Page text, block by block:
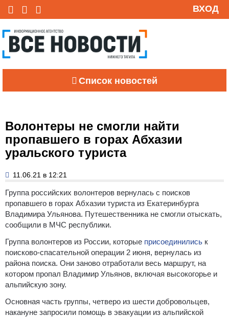
ВХОД
Список новостей
Волонтеры не смогли найти
пропавшего в горах Абхазии
уральского туриста
11.06.21 в 12:21
Группа российских волонтеров вернулась с поисков
пропавшего в горах Абхазии туриста из Екатеринбурга
Владимира Ульянова. Путешественника не смогли отыскать,
сообщили в МЧС республики.
Группа волонтеров из России, которые присоединились к
поисково-спасательной операции 2 июня, вернулась из
района поиска. Они заново отработали весь маршрут, на
котором пропал Владимир Ульянов, включая высокогорье и
альпийскую зону.
Основная часть группы, четверо из шести добровольцев,
накануне запросили помощь в эвакуации из альпийской